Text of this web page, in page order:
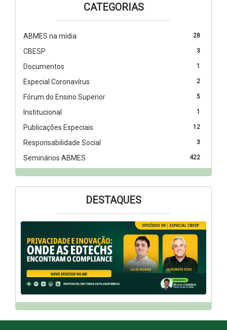
CATEGORIAS
28
ABMES na mídia
3
CBESP
1
Documentos
2
Especial Coronavírus
5
Fórum do Ensino Superior
1
Institucional
12
Publicações Especiais
3
Responsabilidade Social
422
Seminários ABMES
DESTAQUES